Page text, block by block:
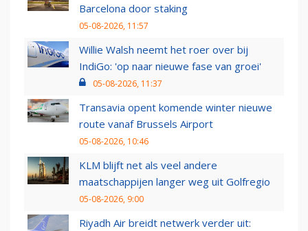
Barcelona door staking
05-08-2026, 11:57
Willie Walsh neemt het roer over bij
IndiGo: 'op naar nieuwe fase van groei'
05-08-2026, 11:37
Transavia opent komende winter nieuwe
route vanaf Brussels Airport
05-08-2026, 10:46
KLM blijft net als veel andere
maatschappijen langer weg uit Golfregio
05-08-2026, 9:00
Riyadh Air breidt netwerk verder uit: